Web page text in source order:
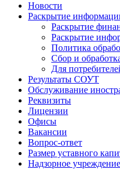
Новости
Раскрытие
Раскрытие
Раскрытие
Политика
Сбор и
Для
Результаты СОУТ
Обслуживание
Реквизиты
Лицензии
Офисы
Вакансии
Вопрос-ответ
Размер уставного
Надзорное учреждение